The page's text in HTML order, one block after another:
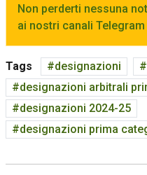
Non perderti nessuna
ai nostri canali Telegram
Tags designazioni
designazioni arbitrali
designazioni 2024-25
designazioni prima